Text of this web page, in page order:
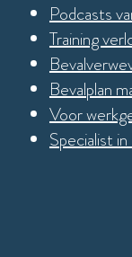
Podcasts
Training
Bevalplan
Voor
Specialist